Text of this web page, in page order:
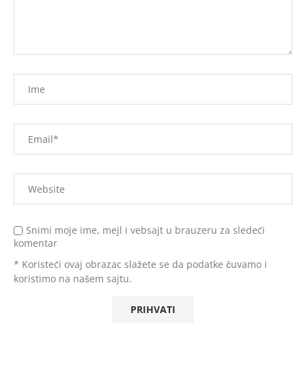
Snimi moje ime, mejl i vebsajt u brauzeru za sledeći
komentar
* Koristeći ovaj obrazac slažete se da podatke čuvamo i
koristimo na našem sajtu.